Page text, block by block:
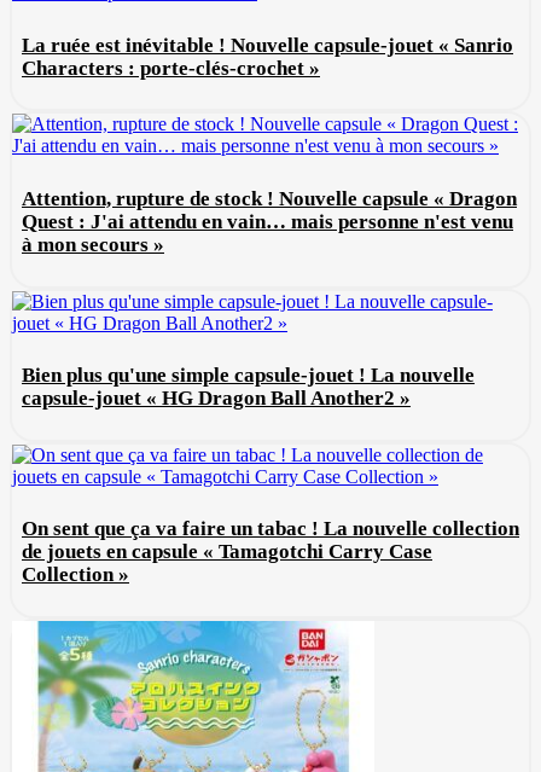
La ruée est inévitable ! Nouvelle capsule-jouet « Sanrio
Characters : porte-clés-crochet »
Attention, rupture de stock ! Nouvelle capsule « Dragon
Quest : J'ai attendu en vain… mais personne n'est venu
à mon secours »
Bien plus qu'une simple capsule-jouet ! La nouvelle
capsule-jouet « HG Dragon Ball Another2 »
On sent que ça va faire un tabac ! La nouvelle collection
de jouets en capsule « Tamagotchi Carry Case
Collection »